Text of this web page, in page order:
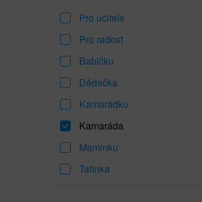
Pro učitele
Pro radost
Babičku
Dědečka
Kamarádku
Kamaráda
Maminku
Tatínka